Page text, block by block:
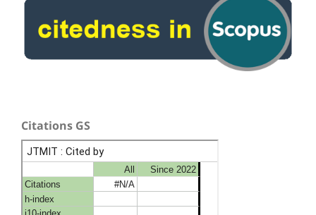
Citations GS